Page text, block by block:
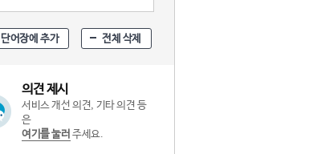
단어장에 추가 전체 삭제
의견 제시
서비스 개선 의견, 기타 의견 등
은
여기를 눌러 주세요.